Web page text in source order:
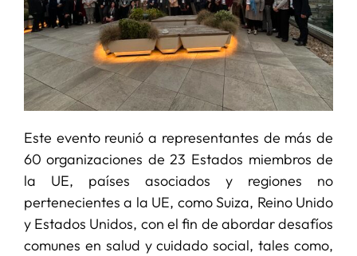
Este evento reunió a representantes de más de
60 organizaciones de 23 Estados miembros de
la UE, países asociados y regiones no
pertenecientes a la UE, como Suiza, Reino Unido
y Estados Unidos, con el fin de abordar desafíos
comunes en salud y cuidado social, tales como,